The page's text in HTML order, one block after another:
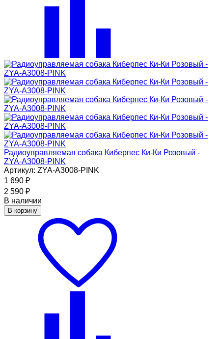
Радиоуправляемая собака Киберпес Ки-Ки Розовый -
ZYA-A3008-PINK
Артикул: ZYA-A3008-PINK
1 690 ₽
2 590 ₽
В наличии
В корзину